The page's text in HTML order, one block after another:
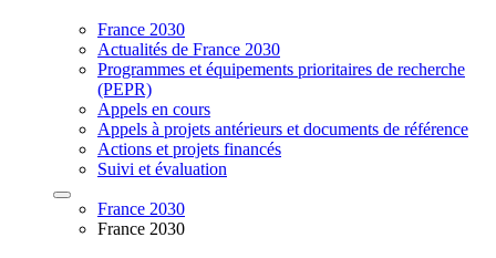
France 2030
Actualités de France 2030
Programmes et équipements prioritaires de recherche
(PEPR)
Appels en cours
Appels à projets antérieurs et documents de référence
Actions et projets financés
Suivi et évaluation
France 2030
France 2030